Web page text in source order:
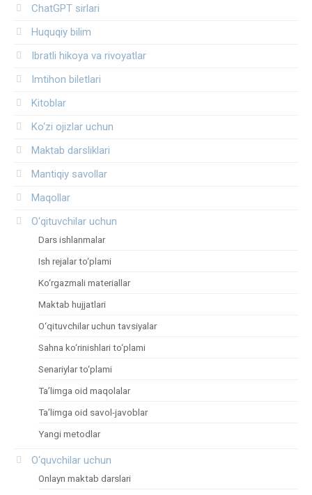
ChatGPT sirlari
Huquqiy bilim
Ibratli hikoya va rivoyatlar
Imtihon biletlari
Kitoblar
Ko‘zi ojizlar uchun
Maktab darsliklari
Mantiqiy savollar
Maqollar
O‘qituvchilar uchun
Dars ishlanmalar
Ish rejalar to‘plami
Ko‘rgazmali materiallar
Maktab hujjatlari
O‘qituvchilar uchun tavsiyalar
Sahna ko‘rinishlari to‘plami
Senariylar to‘plami
Ta’limga oid maqolalar
Ta’limga oid savol-javoblar
Yangi metodlar
O‘quvchilar uchun
Onlayn maktab darslari